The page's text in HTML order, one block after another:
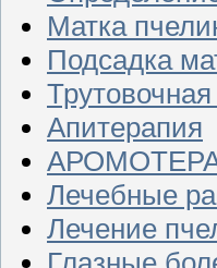
Матка
Подсадка
Апитерапия
Лечебные
Лечение